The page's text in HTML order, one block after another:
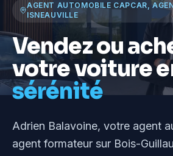
AGENT AUTOMOBILE CAPCAR,
ISNEAUVILLE
Vendez ou
votre voiture
sérénité
Adrien Balavoine, votre agent
agent formateur sur Bois-